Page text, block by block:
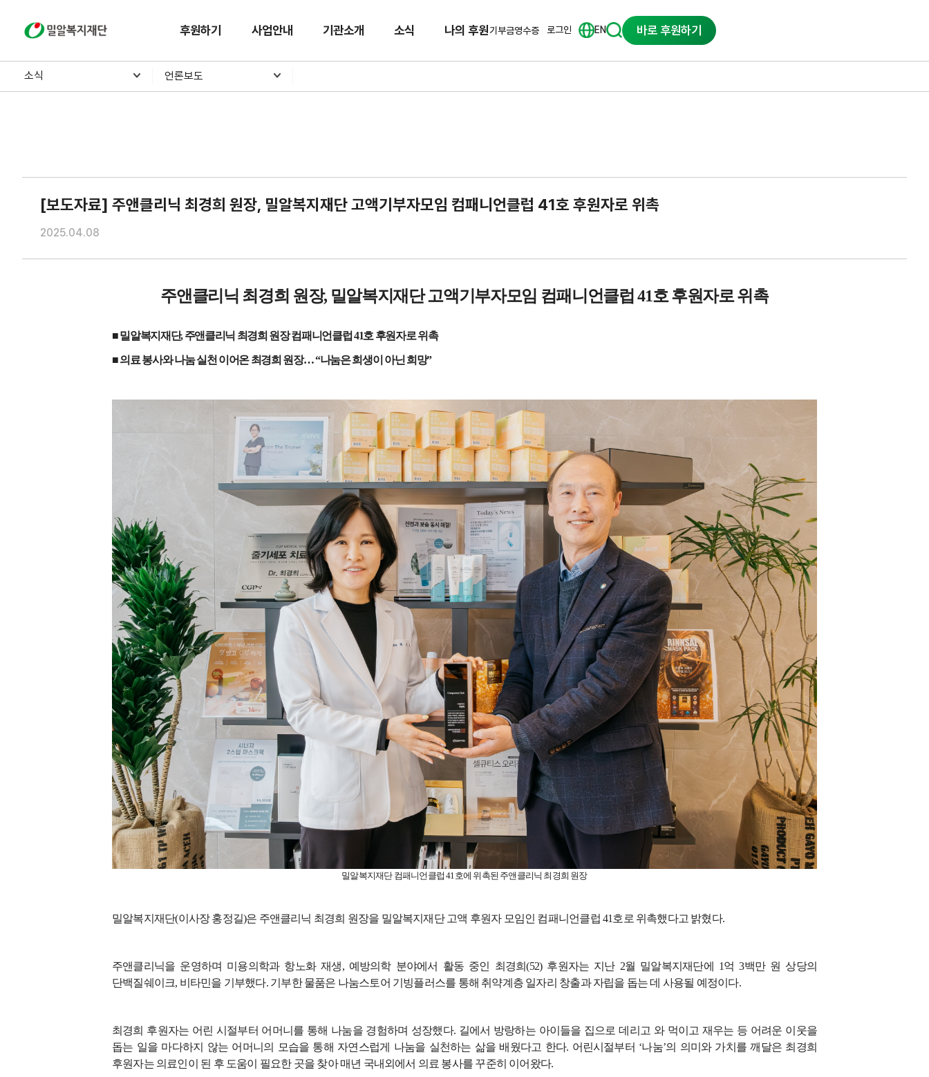
후원하기 사업안내 기관소개 소식 나의 후원기부금영수증 로그인 EN 바로 후원하기
소식 언론보도
[보도자료] 주앤클리닉 최경희 원장, 밀알복지재단 고액기부자모임 컴패니언클럽 41호 후원자로 위촉
2025.04.08
주앤클리닉 최경희 원장, 밀알복지재단 고액기부자모임 컴패니언클럽 41호 후원자로 위촉
■ 밀알복지재단,주앤클리닉 최경희 원장 컴패니언클럽 41호 후원자로 위촉
■ 의료 봉사와 나눔 실천 이어온 최경희 원장… “나눔은 희생이 아닌 희망”
밀알복지재단 컴패니언클럽 41호에 위촉된 주앤클리닉 최경희 원장
밀알복지재단(이사장 홍정길)은 주앤클리닉 최경희 원장을 밀알복지재단 고액 후원자 모임인 컴패니언클럽 41 호로 위촉했다고 밝혔다.
주앤클리닉을 운영하며 미용의학과 항노화 재생, 예방의학 분야에서 활동 중인 최경희(52) 후원자는 지난2월 밀알복지재단에 1억 3백만 원 상당의
단백질쉐이크, 비타민을 기부했다. 기부한 물품은 나눔스토어 기빙플러스를 통해 취약계층 일자리 창출과 자립을 돕는 데 사용될 예정이다.
최경희 후원자는 어린 시절부터 어머니를 통해 나눔을 경험하며 성장했다. 길에서 방랑하는 아이들을 집으로 데리고 와 먹이고 재우는 등 어려운 이웃을
돕는 일을 마다하지 않는 어머니의 모습을 통해 자연스럽게 나눔을 실천하는 삶을 배웠다고 한다. 어린시절부터 ‘나눔’의 의미와 가치를 깨달은 최경희
후원자는 의료인이 된 후 도움이 필요한 곳을 찾아 매년 국내외에서 의료 봉사를 꾸준히 이어왔다.